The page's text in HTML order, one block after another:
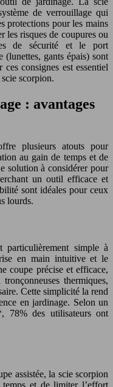
de verrouillage qui
protections pour les mains
les risques de coupures ou
de sécurité et le port
(lunettes, gants épais) sont
consignes est essentiel
scorpion.
: avantages
plusieurs atouts pour
au gain de temps et de
solution à considérer pour
un outil efficace et
sont idéales pour ceux
lourds.
simple à
en main intuitive et le
coupe précise et efficace,
thermiques,
Cette simplicité la rend
en jardinage. Selon un
78% des utilisateurs ont
assistée, la scie scorpion